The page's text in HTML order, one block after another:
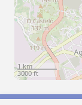
1 km
3000 ft